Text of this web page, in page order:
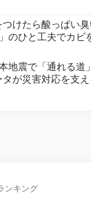
つけたら酸っぱい
のひと工夫でカビ
地震で「通れる道
が災害対応を支え
ンキング